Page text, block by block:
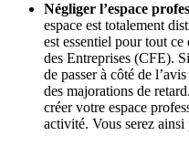
Négliger l’espace
espace est totalement
est essentiel pour tout
des Entreprises (CFE).
de passer à côté de
des majorations de retard.
créer votre espace
activité. Vous serez